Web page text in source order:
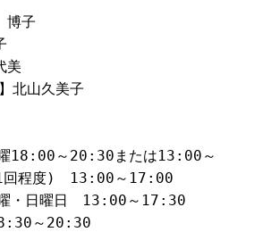
博子
美
北山久美子
18:00～20:30または13:00～
回程度) 13:00～17:00
・日曜日 13:00～17:30
～20:30